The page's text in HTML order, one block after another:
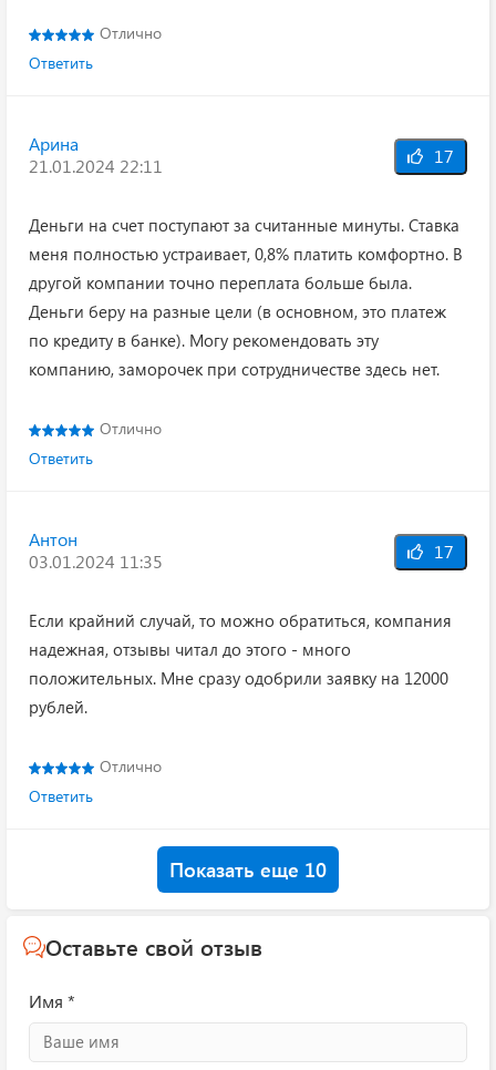
Отлично
Ответить
Арина
21.01.2024 22:11
17
Деньги на счет поступают за считанные минуты. Ставка
меня полностью устраивает, 0,8% платить комфортно. В
другой компании точно переплата больше была.
Деньги беру на разные цели (в основном, это платеж
по кредиту в банке). Могу рекомендовать эту
компанию, заморочек при сотрудничестве здесь нет.
Отлично
Ответить
Антон
03.01.2024 11:35
17
Если крайний случай, то можно обратиться, компания
надежная, отзывы читал до этого - много
положительных. Мне сразу одобрили заявку на 12000
рублей.
Отлично
Ответить
Показать еще 10
Оставьте свой отзыв
Имя *